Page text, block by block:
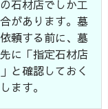
石材店でしか工
があります。墓
頼する前に、墓
に「指定石材店
と確認しておく
ます。